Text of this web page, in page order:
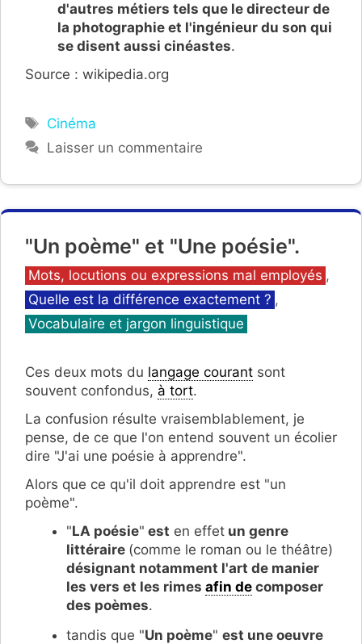
d'autres métiers tels que le directeur de
la photographie et l'ingénieur du son qui
se disent aussi cinéastes.
Source : wikipedia.org
Étiquettes
Cinéma
Laisser un commentaire
"Un poème" et "Une poésie".
Catégories
Mots, locutions ou expressions mal employés ,
Quelle est la différence exactement ? ,
Vocabulaire et jargon linguistique
Ces deux mots du langage courant sont
souvent confondus, à tort.
La confusion résulte vraisemblablement, je
pense, de ce que l'on entend souvent un écolier
dire "J'ai une poésie à apprendre".
Alors que ce qu'il doit apprendre est "un
poème".
"LA poésie" est en effet un genre
littéraire (comme le roman ou le théâtre)
désignant notamment l'art de manier
les vers et les rimes afin de composer
des poèmes.
tandis que "Un poème" est une oeuvre